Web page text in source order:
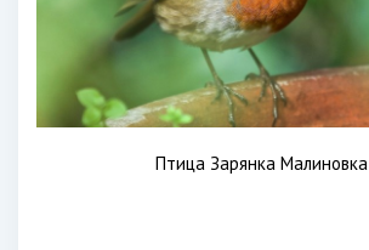
Птица Зарянка Малиновка